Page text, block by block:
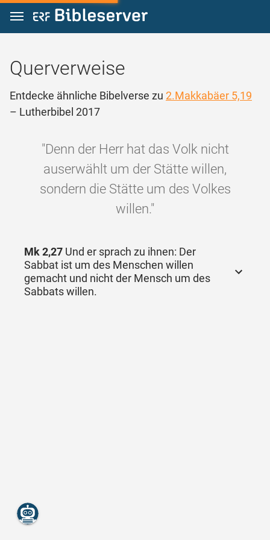
Zum Inhalt springen
Querverweise
Entdecke ähnliche Bibelverse zu 2.Makkabäer 5,19
– Lutherbibel 2017
"Denn der Herr hat das Volk nicht
auserwählt um der Stätte willen,
sondern die Stätte um des Volkes
willen."
Mk 2,27 Und er sprach zu ihnen: Der
Sabbat ist um des Menschen willen
gemacht und nicht der Mensch um des
Sabbats willen.